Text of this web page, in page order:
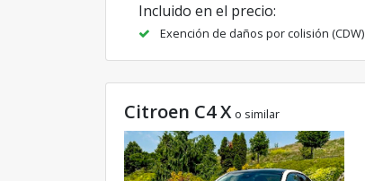
Incluido en el precio:
Exención de daños por colisión (CDW)
Citroen C4 X o similar